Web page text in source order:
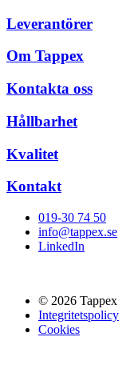
Leverantörer
Om Tappex
Kontakta oss
Hållbarhet
Kvalitet
Kontakt
019-30 74 50
info@tappex.se
LinkedIn
© 2026 Tappex
Integritetspolicy
Cookies